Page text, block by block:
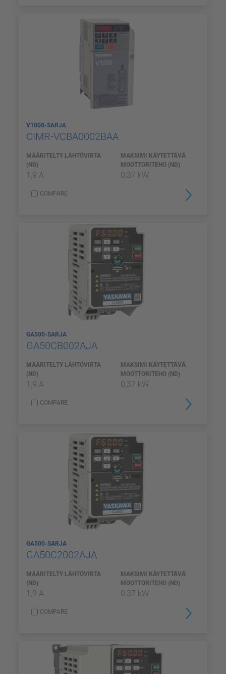
V1000-SARJA
CIMR-VCBA0002BAA
MÄÄRITELTY LÄHTÖVIRTA
(ND)
1,9 A
MAKSIMI KÄYTETTÄVÄ
MOOTTORITEHO (ND)
0,37 kW
COMPARE
GA500-SARJA
GA50CB002AJA
MÄÄRITELTY LÄHTÖVIRTA
(ND)
1,9 A
MAKSIMI KÄYTETTÄVÄ
MOOTTORITEHO (ND)
0,37 kW
COMPARE
GA500-SARJA
GA50C2002AJA
MÄÄRITELTY LÄHTÖVIRTA
(ND)
1,9 A
MAKSIMI KÄYTETTÄVÄ
MOOTTORITEHO (ND)
0,37 kW
COMPARE